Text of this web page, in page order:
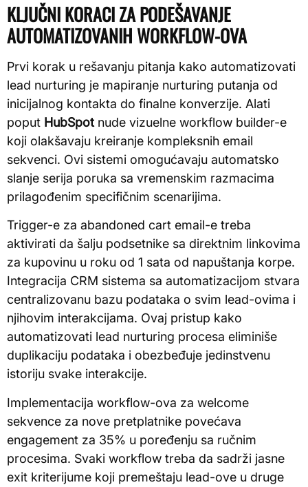
KLJUČNI KORACI ZA PODEŠAVANJE
AUTOMATIZOVANIH WORKFLOW-OVA
Prvi korak u rešavanju pitanja kako automatizovati
lead nurturing je mapiranje nurturing putanja od
inicijalnog kontakta do finalne konverzije. Alati
poput HubSpot nude vizuelne workflow builder-e
koji olakšavaju kreiranje kompleksnih email
sekvenci. Ovi sistemi omogućavaju automatsko
slanje serija poruka sa vremenskim razmacima
prilagođenim specifičnim scenarijima.
Trigger-e za abandoned cart email-e treba
aktivirati da šalju podsetnike sa direktnim linkovima
za kupovinu u roku od 1 sata od napuštanja korpe.
Integracija CRM sistema sa automatizacijom stvara
centralizovanu bazu podataka o svim lead-ovima i
njihovim interakcijama. Ovaj pristup kako
automatizovati lead nurturing procesa eliminiše
duplikaciju podataka i obezbeđuje jedinstvenu
istoriju svake interakcije.
Implementacija workflow-ova za welcome
sekvence za nove pretplatnike povećava
engagement za 35% u poređenju sa ručnim
procesima. Svaki workflow treba da sadrži jasne
exit kriterijume koji premeštaju lead-ove u druge